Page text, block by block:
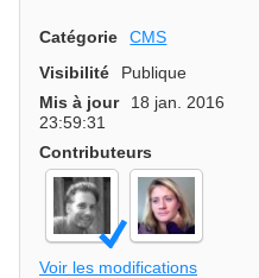
Catégorie CMS
Visibilité
Publique
Mis à jour
18 jan. 2016
23:59:31
Contributeurs
Voir les modifications